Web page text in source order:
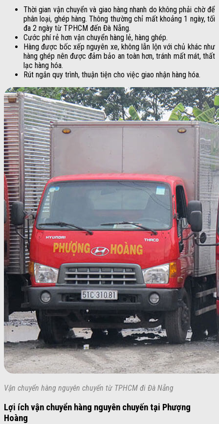
Thời gian vận chuyển và giao hàng nhanh do không phải chờ để
phân loại, ghép hàng. Thông thường chỉ mất khoảng 1 ngày, tối
đa 2 ngày từ TPHCM đến Đà Nẵng.
Cước phí rẻ hơn vận chuyển hàng lẻ, hàng ghép.
Hàng được bốc xếp nguyên xe, không lẫn lộn với chủ khác như
hàng ghép nên được đảm bảo an toàn hơn, tránh mất mát, thất
lạc hàng hóa.
Rút ngắn quy trình, thuận tiện cho việc giao nhận hàng hóa.
Vận chuyển hàng nguyên chuyến từ TPHCM đi Đà Nẵng
Lợi ích vận chuyển hàng nguyên chuyến tại Phượng
Hoàng